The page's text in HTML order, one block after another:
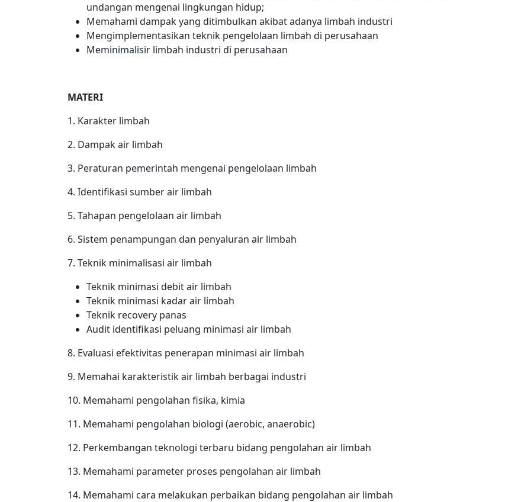
undangan mengenai lingkungan hidup;
Memahami dampak yang ditimbulkan akibat adanya limbah industri
Mengimplementasikan teknik pengelolaan limbah di perusahaan
Meminimalisir limbah industri di perusahaan
MATERI
1. Karakter limbah
2. Dampak air limbah
3. Peraturan pemerintah mengenai pengelolaan limbah
4. Identifikasi sumber air limbah
5. Tahapan pengelolaan air limbah
6. Sistem penampungan dan penyaluran air limbah
7. Teknik minimalisasi air limbah
Teknik minimasi debit air limbah
Teknik minimasi kadar air limbah
Teknik recovery panas
Audit identifikasi peluang minimasi air limbah
8. Evaluasi efektivitas penerapan minimasi air limbah
9. Memahai karakteristik air limbah berbagai industri
10. Memahami pengolahan fisika, kimia
11. Memahami pengolahan biologi (aerobic, anaerobic)
12. Perkembangan teknologi terbaru bidang pengolahan air limbah
13. Memahami parameter proses pengolahan air limbah
14. Memahami cara melakukan perbaikan bidang pengolahan air limbah